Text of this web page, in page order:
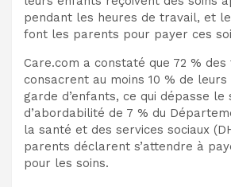
pendant les heures de travail, et
font les parents pour payer ces
Care.com a constaté que 72 %
consacrent au moins 10 % de
garde d’enfants, ce qui dépasse le
d’abordabilité de 7 % du
la santé et des services sociaux
parents déclarent s’attendre à
pour les soins.